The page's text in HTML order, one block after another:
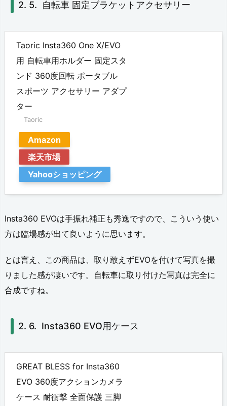
サ
リ
ー
マ
ー
ト
フ
用
電
動
3
軸
ン
ル
「S
n
自転車 固定ブラケットアクセサリー
Taoric Insta360 One X/EVO
用 自転車用ホルダー 固定スタ
ンド 360度回転 ポータブル
スポーツ アクセサリー アダプ
ター
Taoric
Amazon
楽天市場
Yahooショッピング
Insta360 EVOは手振れ補正も秀逸ですので、こういう使い
方は臨場感が出て良いように思います。
とは言え、この商品は、取り敢えずEVOを付けて写真を撮
りました感が凄いです。自転車に取り付けた写真は完全に
合成ですね。
Insta360 EVO用ケース
GREAT BLESS for Insta360
EVO 360度アクションカメラ
ケース 耐衝撃 全面保護 三脚